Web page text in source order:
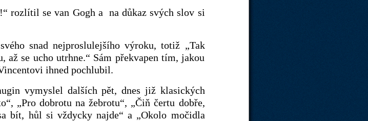
rozlítil se van Gogh a na důkaz svých slov si
snad nejproslulejšího výroku, totiž „Tak
až se ucho utrhne.“ Sám překvapen tím, jakou
ihned pochlubil.
vymyslel dalších pět, dnes již klasických
„Pro dobrotu na žebrotu“, „Čiň čertu dobře,
bít, hůl si vždycky najde“ a „Okolo močidla